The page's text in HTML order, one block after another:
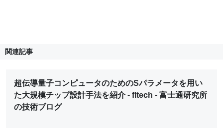
関連記事
超伝導量子コンピュータのためのSパラメータを用い
た大規模チップ設計手法を紹介 - fltech - 富士通研究所
の技術ブログ